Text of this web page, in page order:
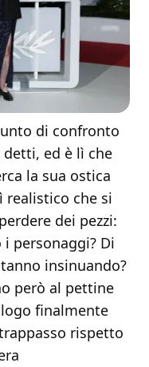
di confronto
ed è lì che
la sua ostica
realistico che si
dei pezzi:
personaggi? Di
insinuando?
però al pettine
finalmente
rispetto